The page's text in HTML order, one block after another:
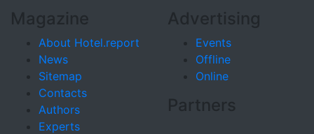
Magazine
About Hotel.report
News
Sitemap
Contacts
Authors
Experts
Advertising
Events
Offline
Online
Partners